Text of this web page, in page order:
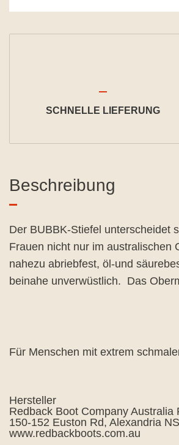
SCHNELLE LIEFERUNG
Beschreibung
Der BUBBK-Stiefel unterscheidet
Frauen nicht nur im australischen
nahezu abriebfest, öl-und
beinahe unverwüstlich. Das
Für Menschen mit extrem
Hersteller
Redback Boot Company Australia
150-152 Euston Rd, Alexandria
www.redbackboots.com.au